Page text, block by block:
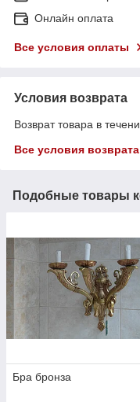
Онлайн оплата
Все условия оплаты
Условия возврата
Возврат товара в
Все условия возврата
Подобные товары
Бра бронза